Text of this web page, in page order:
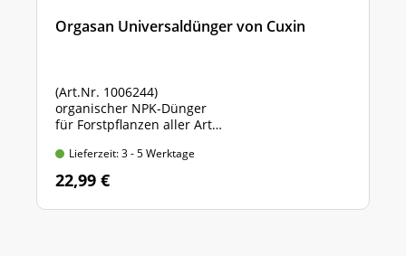
Orgasan Universaldünger von Cuxin
(Art.Nr. 1006244)
organischer NPK-Dünger
für Forstpflanzen aller Art
Lieferzeit: 3 - 5 Werktage
22,99 €